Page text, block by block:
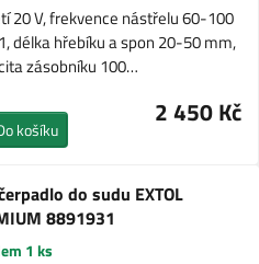
20 V, frekvence nástřelu 60-100
délka hřebíku a spon 20-50 mm,
zásobníku 100…
2 450 Kč
košíku
do sudu EXTOL
8891931
1 ks